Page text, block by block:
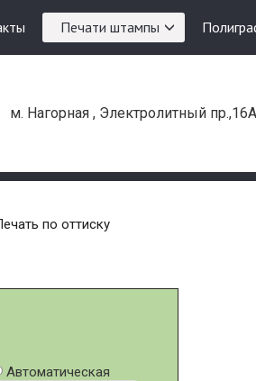
Печати штампы
м. Нагорная , Электролитный пр.,16А
по оттиску
Автоматическая